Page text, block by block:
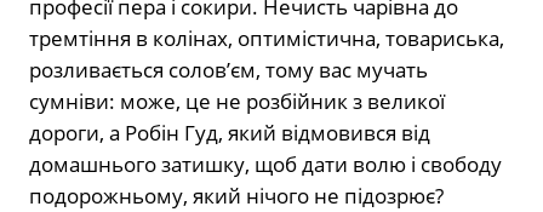
професії пера і сокири. Нечисть чарівна до
тремтіння в колінах, оптимістична, товариська,
розливається солов’єм, тому вас мучать
сумніви: може, це не розбійник з великої
дороги, а Робін Гуд, який відмовився від
домашнього затишку, щоб дати волю і свободу
подорожньому, який нічого не підозрює?